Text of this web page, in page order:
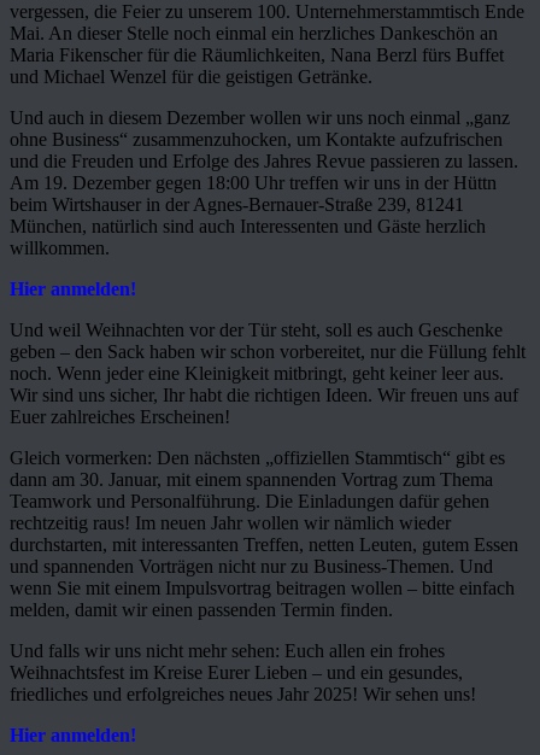
vergessen, die Feier zu unserem 100. Unternehmerstammtisch Ende
Mai. An dieser Stelle noch einmal ein herzliches Dankeschön an
Maria Fikenscher für die Räumlichkeiten, Nana Berzl fürs Buffet
und Michael Wenzel für die geistigen Getränke.
Und auch in diesem Dezember wollen wir uns noch einmal „ganz
ohne Business“ zusammenzuhocken, um Kontakte aufzufrischen
und die Freuden und Erfolge des Jahres Revue passieren zu lassen.
Am 19. Dezember gegen 18:00 Uhr treffen wir uns in der Hüttn
beim Wirtshauser in der Agnes-Bernauer-Straße 239, 81241
München, natürlich sind auch Interessenten und Gäste herzlich
willkommen.
Hier anmelden!
Und weil Weihnachten vor der Tür steht, soll es auch Geschenke
geben – den Sack haben wir schon vorbereitet, nur die Füllung fehlt
noch. Wenn jeder eine Kleinigkeit mitbringt, geht keiner leer aus.
Wir sind uns sicher, Ihr habt die richtigen Ideen. Wir freuen uns auf
Euer zahlreiches Erscheinen!
Gleich vormerken: Den nächsten „offiziellen Stammtisch“ gibt es
dann am 30. Januar, mit einem spannenden Vortrag zum Thema
Teamwork und Personalführung. Die Einladungen dafür gehen
rechtzeitig raus! Im neuen Jahr wollen wir nämlich wieder
durchstarten, mit interessanten Treffen, netten Leuten, gutem Essen
und spannenden Vorträgen nicht nur zu Business-Themen. Und
wenn Sie mit einem Impulsvortrag beitragen wollen – bitte einfach
melden, damit wir einen passenden Termin finden.
Und falls wir uns nicht mehr sehen: Euch allen ein frohes
Weihnachtsfest im Kreise Eurer Lieben – und ein gesundes,
friedliches und erfolgreiches neues Jahr 2025! Wir sehen uns!
Hier anmelden!